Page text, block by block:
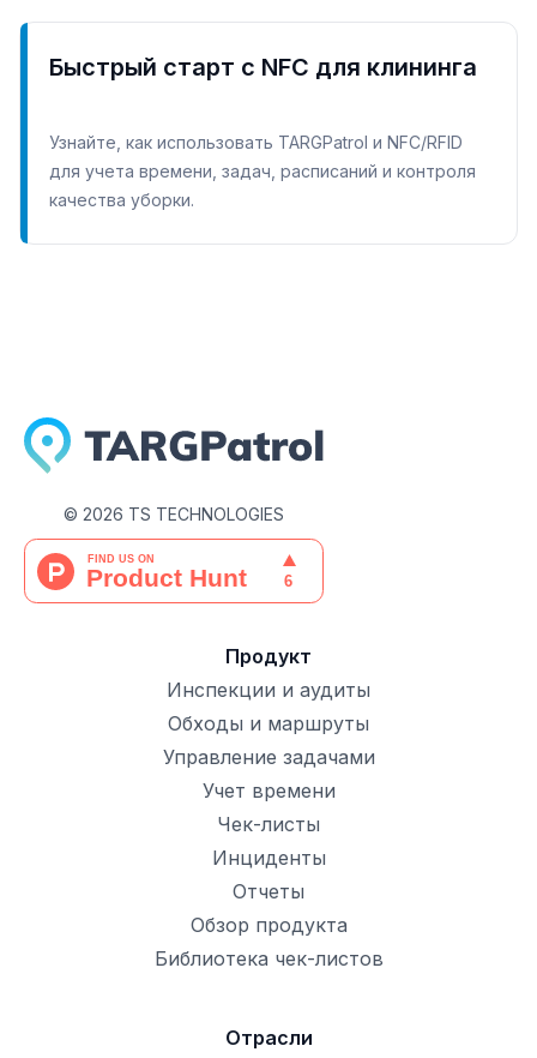
Быстрый старт с NFC для клининга
Узнайте, как использовать TARGPatrol и NFC/RFID
для учета времени, задач, расписаний и контроля
качества уборки.
© 2026 TS TECHNOLOGIES
Продукт
Инспекции и аудиты
Обходы и маршруты
Управление задачами
Учет времени
Чек-листы
Инциденты
Отчеты
Обзор продукта
Библиотека чек-листов
Отрасли